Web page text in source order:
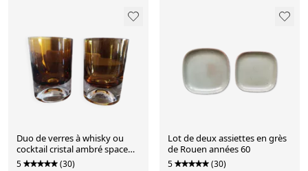
Duo de verres à whisky ou
cocktail cristal ambré space
age années 1960/1970
5 (30)
Lot de deux assiettes en grès
de Rouen années 60
5 (30)